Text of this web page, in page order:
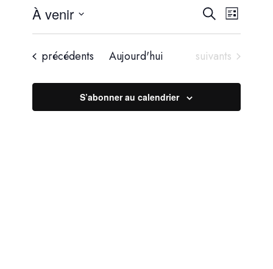
et
de
Recherche
Liste
À venir
Sélectionnez
date.
Évènements
précédents Aujourd'hui Évènements
suivants
S’abonner au calendrier